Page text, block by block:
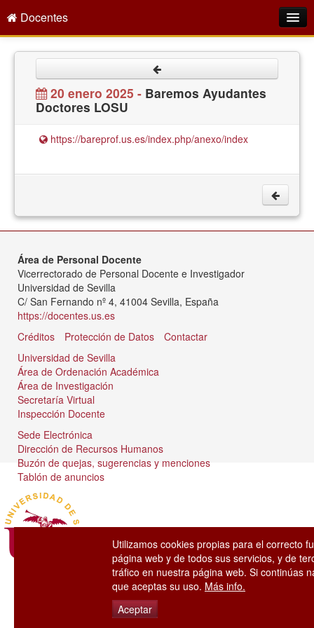
Docentes
Empleo Público
Gestión PDI
Formación y Evaluación
Directorio
20 enero 2025 - Baremos Ayudantes
Doctores LOSU
https://bareprof.us.es/index.php/anexo/index
Área de Personal Docente
Vicerrectorado de Personal Docente e Investigador
Universidad de Sevilla
C/ San Fernando nº 4, 41004 Sevilla, España
https://docentes.us.es
Créditos
Protección de Datos
Contactar
Universidad de Sevilla
Área de Ordenación Académica
Área de Investigación
Secretaría Virtual
Inspección Docente
Sede Electrónica
Dirección de Recursos Humanos
Buzón de quejas, sugerencias y menciones
Tablón de anuncios
Utilizamos cookies propias para el correcto
página web y de todos sus servicios, y de
tráfico en nuestra página web. Si continúas
que aceptas su uso. Más info.
Aceptar